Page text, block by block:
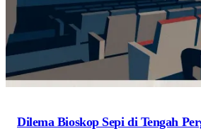
Dilema Bioskop Sepi di Tengah